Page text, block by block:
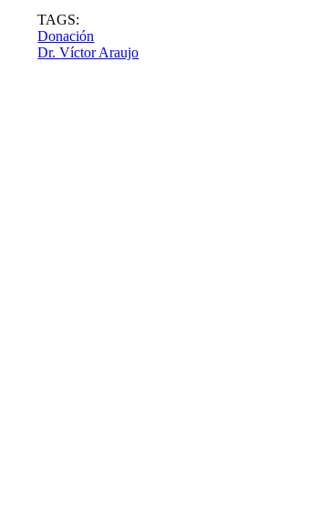
TAGS:
Donación
Dr. Víctor Araujo